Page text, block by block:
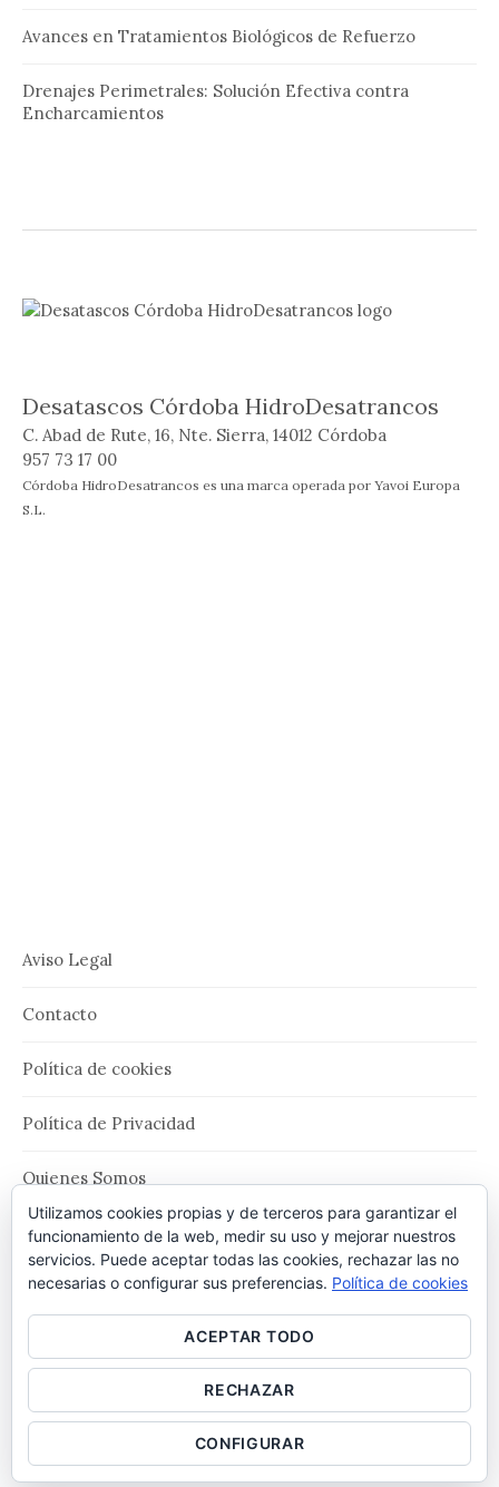
Avances en Tratamientos Biológicos de Refuerzo
Drenajes Perimetrales: Solución Efectiva contra
Encharcamientos
Desatascos Córdoba HidroDesatrancos
C. Abad de Rute, 16, Nte. Sierra, 14012 Córdoba
957 73 17 00
Córdoba HidroDesatrancos es una marca operada por Yavoi Europa
S.L.
Aviso Legal
Contacto
Política de cookies
Política de Privacidad
Quienes Somos
Términos y Condiciones de Uso
© 2026Desatascos Córdoba HidroDesatrancos
WordPress |Theme:Graphy
Utilizamos cookies propias y de terceros para garantizar el
funcionamiento de la web, medir su uso y mejorar nuestros
servicios. Puede aceptar todas las cookies, rechazar las no
necesarias o configurar sus preferencias. Política de cookies
ACEPTAR TODO
RECHAZAR
CONFIGURAR¡LLAMAR!
¡LLAMAR!